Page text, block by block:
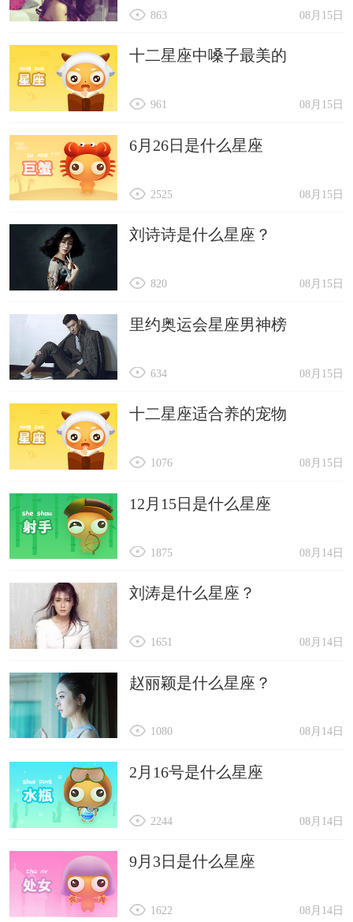
08月15日
863
十二星座中嗓子最美的
08月15日
961
6月26日是什么星座
08月15日
2525
刘诗诗是什么星座？
08月15日
820
里约奥运会星座男神榜
08月15日
634
十二星座适合养的宠物
08月15日
1076
12月15日是什么星座
08月14日
1875
刘涛是什么星座？
08月14日
1651
赵丽颖是什么星座？
08月14日
1080
2月16号是什么星座
08月14日
2244
9月3日是什么星座
08月14日
1622